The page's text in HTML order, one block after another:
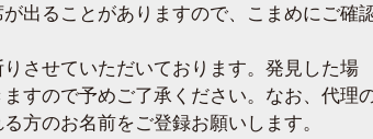
出ることがありますので、こまめにご確
させていただいております。発見した場
すので予めご了承ください。なお、代理
方のお名前をご登録お願いします。